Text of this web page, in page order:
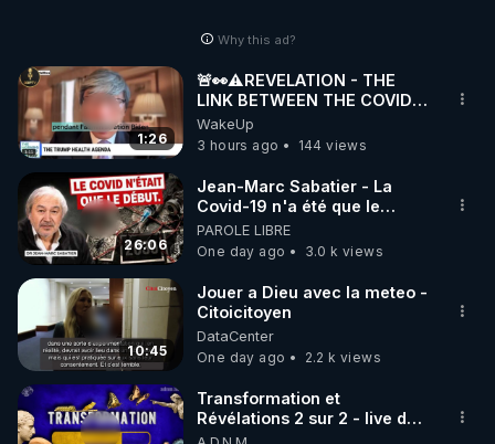
Why this ad?
1:26
🚨👀⚠️REVELATION - THE
LINK BETWEEN THE COVID
VACCINE AND CANCER -LIEN
VACCIN COVID ET CANCER
WakeUp
3 hours ago
144 views
26:06
Jean-Marc Sabatier - La
Covid-19 n'a été que le
début - L'ARNm & l'ARNm-aa
jusqu où auront-t-il ?
PAROLE LIBRE
One day ago
3.0 k views
10:45
Jouer a Dieu avec la meteo -
Citoicitoyen
DataCenter
One day ago
2.2 k views
Transformation et
Révélations 2 sur 2 - live du
07/08/26